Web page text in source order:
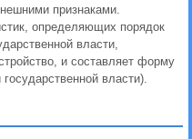
признаками.
определяющих порядок
власти,
и составляет форму
власти).